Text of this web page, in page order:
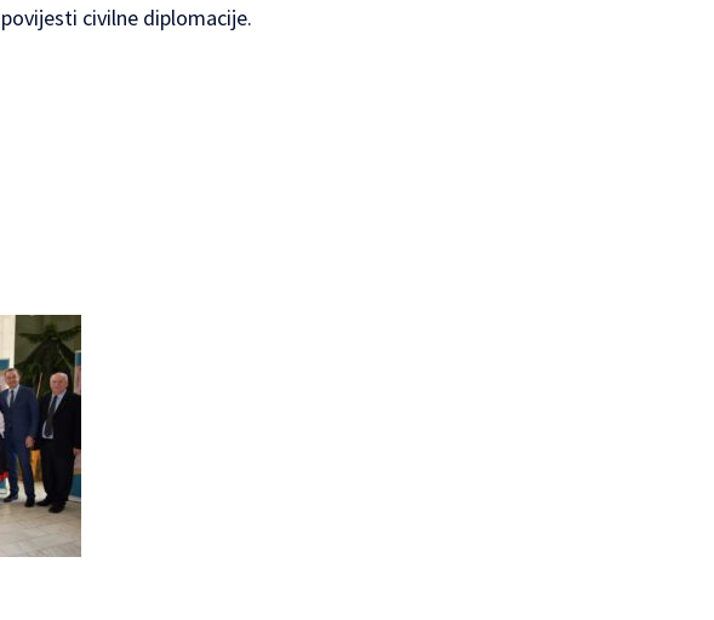
civilne diplomacije.